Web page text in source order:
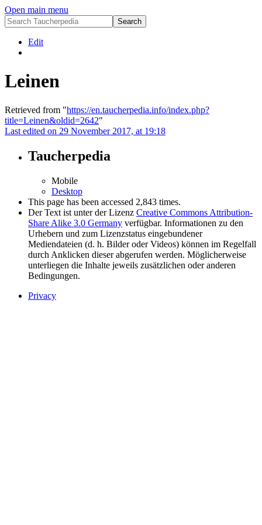
Open main menu
Edit
Leinen
Retrieved from "https://en.taucherpedia.info/index.php?
title=Leinen&oldid=2642"
Last edited on 29 November 2017, at 19:18
Taucherpedia
Mobile
Desktop
This page has been accessed 2,843 times.
Der Text ist unter der Lizenz Creative Commons Attribution-
Share Alike 3.0 Germany verfügbar. Informationen zu den
Urhebern und zum Lizenzstatus eingebundener
Mediendateien (d. h. Bilder oder Videos) können im Regelfall
durch Anklicken dieser abgerufen werden. Möglicherweise
unterliegen die Inhalte jeweils zusätzlichen oder anderen
Bedingungen.
Privacy